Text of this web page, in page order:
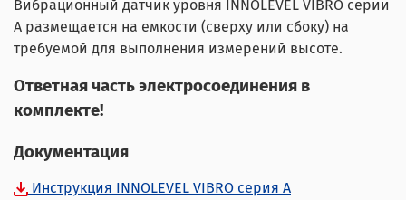
Вибрационный датчик уровня INNOLEVEL VIBRO серии
A размещается на емкости (сверху или сбоку) на
требуемой для выполнения измерений высоте.
Ответная часть электросоединения в
комплекте!
Документация
Инструкция INNOLEVEL VIBRO серия A